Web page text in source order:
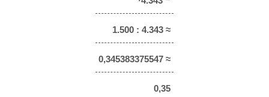
1.500 : 4.343 ≈
0,345383375547 ≈
0,35